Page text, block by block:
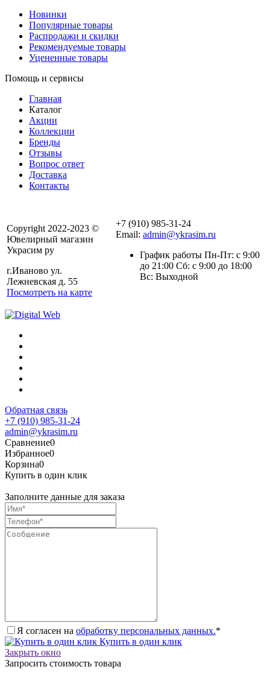
Новинки
Популярные товары
Распродажи и скидки
Рекомендуемые товары
Уцененные товары
Помощь и сервисы
Главная
Каталог
Акции
Коллекции
Бренды
Отзывы
Вопрос ответ
Доставка
Контакты
Copyright 2022-2023 ©
Ювелирный магазин
Украсим ру
г.Иваново ул.
Лежневская д. 55
Посмотреть на карте
+7 (910) 985-31-24
Email: admin@ykrasim.ru
График работы Пн-Пт: с 9:00
до 21:00 Сб: с 9:00 до 18:00
Вс: Выходной
Обратная связь
+7 (910) 985-31-24
admin@ykrasim.ru
Сравнение0
Избранное0
Корзина0
Купить в один клик
Заполните данные для заказа
Я согласен на обработку персональных данных.*
Купить в один клик
Закрыть окно
Запросить стоимость товара